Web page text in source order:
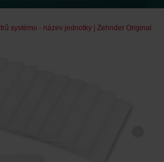
systému - název jednotky | Zehnder Original